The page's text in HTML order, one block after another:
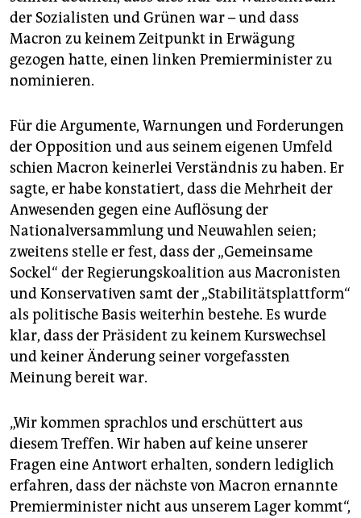
der Sozialisten und Grünen war – und dass
Macron zu keinem Zeitpunkt in Erwägung
gezogen hatte, einen linken Premierminister zu
nominieren.
Für die Argumente, Warnungen und Forderungen
der Opposition und aus seinem eigenen Umfeld
schien Macron keinerlei Verständnis zu haben. Er
sagte, er habe konstatiert, dass die Mehrheit der
Anwesenden gegen eine Auflösung der
Nationalversammlung und Neuwahlen seien;
zweitens stelle er fest, dass der „Gemeinsame
Sockel“ der Regierungskoalition aus Macronisten
und Konservativen samt der „Stabilitätsplattform“
als politische Basis weiterhin bestehe. Es wurde
klar, dass der Präsident zu keinem Kurswechsel
und keiner Änderung seiner vorgefassten
Meinung bereit war.
„Wir kommen sprachlos und erschüttert aus
diesem Treffen. Wir haben auf keine unserer
Fragen eine Antwort erhalten, sondern lediglich
erfahren, dass der nächste von Macron ernannte
Premierminister nicht aus unserem Lager kommt“,